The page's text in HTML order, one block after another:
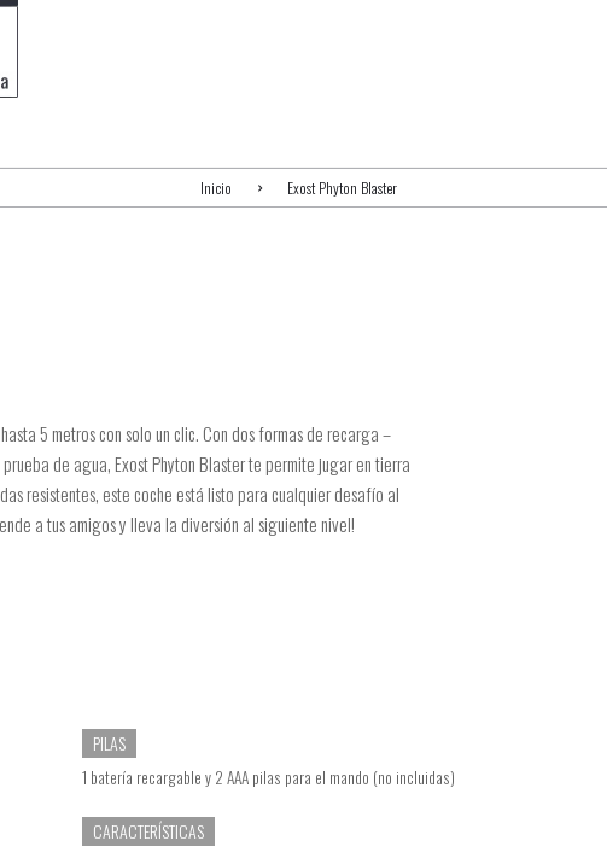
Inicio Exost Phyton Blaster
5 metros con solo un clic. Con dos formas de recarga –
de agua, Exost Phyton Blaster te permite jugar en tierra
resistentes, este coche está listo para cualquier desafío al
a tus amigos y lleva la diversión al siguiente nivel!
PILAS
1 batería recargable y 2 AAA pilas para el mando (no incluidas)
CARACTERÍSTICAS